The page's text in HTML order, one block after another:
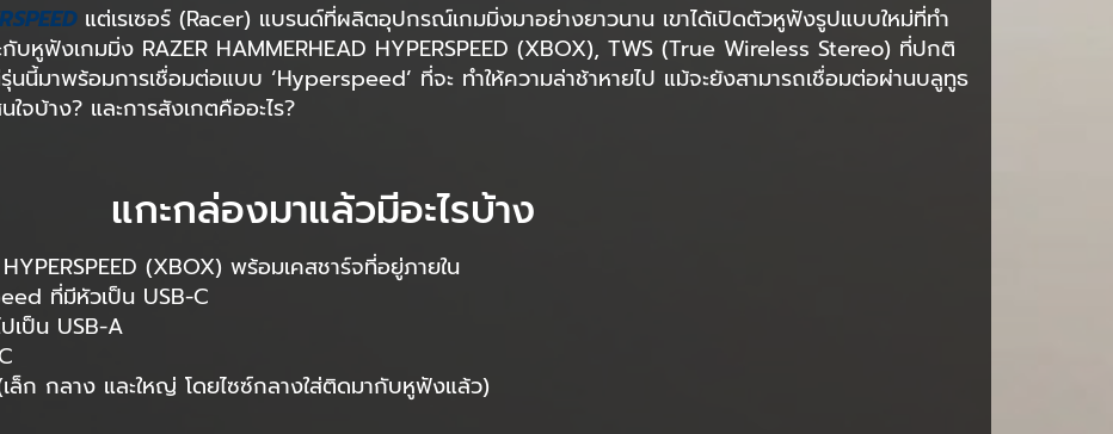
แต่เรเซอร์ (Racer) แบรนด์ที่ผลิตอุปกรณ์เกมมิ่งมาอย่างยาวนาน เขาได้เปิดตัวหูฟังรูปแบบใหม่ที่ทำ
บหูฟังเกมมิ่ง RAZER HAMMERHEAD HYPERSPEED (XBOX), TWS (True Wireless Stereo) ที่ปกติ
นี้มาพร้อมการเชื่อมต่อแบบ ‘Hyperspeed’ ที่จะ ทำให้ความล่าช้าหายไป แม้จะยังสามารถเชื่อมต่อผ่านบลูทูธ
จบ้าง? และการสังเกตคืออะไร?
แกะกล่องมาแล้วมีอะไรบ้าง
(XBOX) พร้อมเคสชาร์จที่อยู่ภายใน
ที่มีหัวเป็น USB-C
เป็น USB-A
ก กลาง และใหญ่ โดยไซซ์กลางใส่ติดมากับหูฟังแล้ว)